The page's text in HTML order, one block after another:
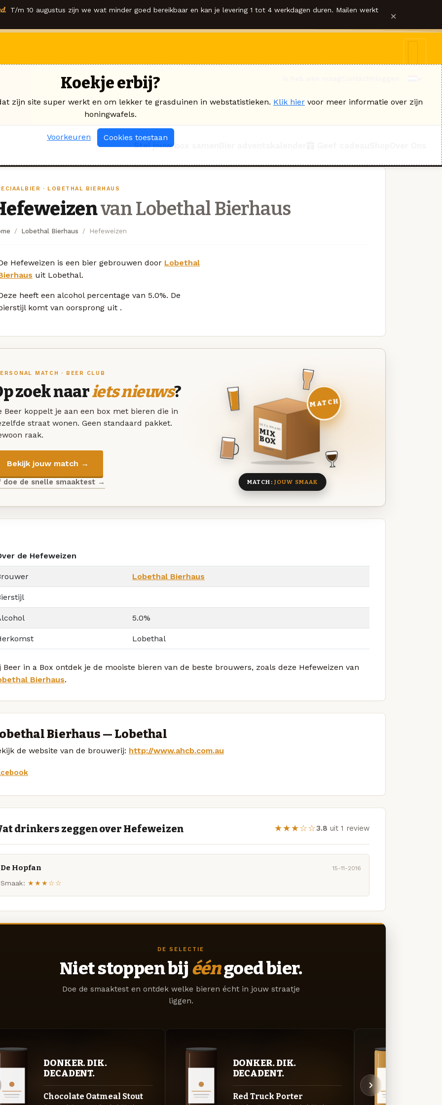
T/m 10 augustus zijn we wat minder goed bereikbaar en kan je levering 1 tot 4 werkdagen duren. Mailen werkt ×
Stel jouw box samen
· LOBETHAL BIERHAUS
van Lobethal Bierhaus
Lobethal Bierhaus Hefeweizen
Hefeweizen is een bier gebrouwen door Lobethal
uit Lobethal.
heeft een alcohol percentage van 5.0%. De
komt van oorsprong uit .
MATCH · BEER CLUB
zoek naariets nieuws?
Beer koppelt je aan een box met bieren die in
straat wonen. Geen standaard pakket.
raak.
Bekijk jouw match →
doe de snelle smaaktest →
DEZE MAAND
MIX
BOX
8 BIEREN
MATCH
MATCH: JOUW SMAAK
de Hefeweizen
Lobethal Bierhaus
5.0%
Lobethal
Beer in a Box ontdek je de mooiste bieren van de beste brouwers, zoals deze Hefeweizen van
Bierhaus.
Bierhaus — Lobethal
de website van de brouwerij: http://www.ahcb.com.au
drinkers zeggen over Hefeweizen ★★★☆☆3.8 uit 1 review
De Hopfan 15-11-2016
Smaak: ★★★☆☆
DE SELECTIE
Niet stoppen bij ééngoed bier.
Doe de smaaktest en ontdek welke bieren écht in jouw straatje
liggen.
DONKER. DIK.
DECADENT.
Chocolate Oatmeal Stout
DONKER. DIK.
DECADENT.
Red Truck Porter
Koekje erbij?
zijn site super werkt en om lekker te grasduinen in webstatistieken. Klik hier voor meer informatie over zijn
honingwafels.
Voorkeuren Cookies toestaan